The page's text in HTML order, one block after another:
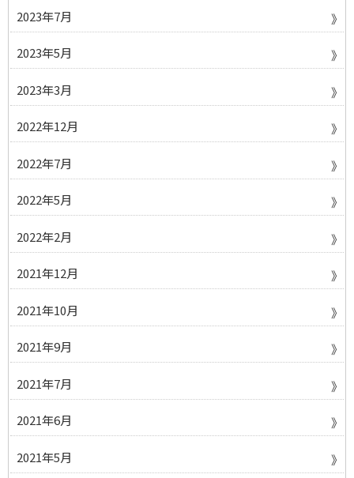
2023年7月
2023年5月
2023年3月
2022年12月
2022年7月
2022年5月
2022年2月
2021年12月
2021年10月
2021年9月
2021年7月
2021年6月
2021年5月